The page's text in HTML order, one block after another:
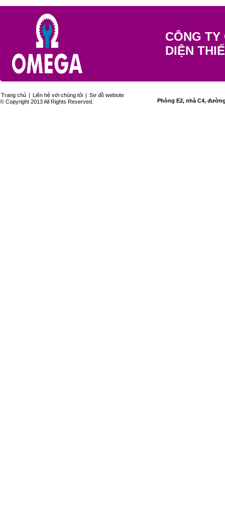
CÔNG
DIỆN
Trang chủ | Liên hệ với chúng tôi | Sơ đồ website
© Copyright 2013 All Rights Reserved.
Phòng E2, nhà C4,